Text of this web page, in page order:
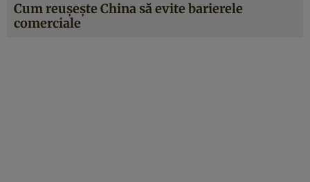
Cum reuşește China să evite barierele
comerciale